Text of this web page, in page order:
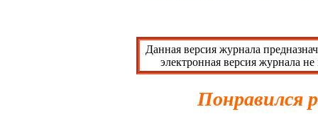
Данная версия журнала
электронная версия журнала
Понравился